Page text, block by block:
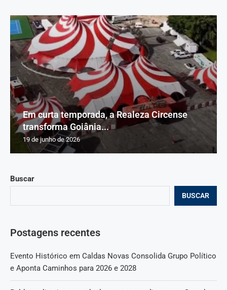
Buscar
BUSCAR
Postagens recentes
Evento Histórico em Caldas Novas Consolida Grupo Político
e Aponta Caminhos para 2026 e 2028
Em curta temporada, a Realeza Circense
transforma Goiânia...
19 de junho de 2026